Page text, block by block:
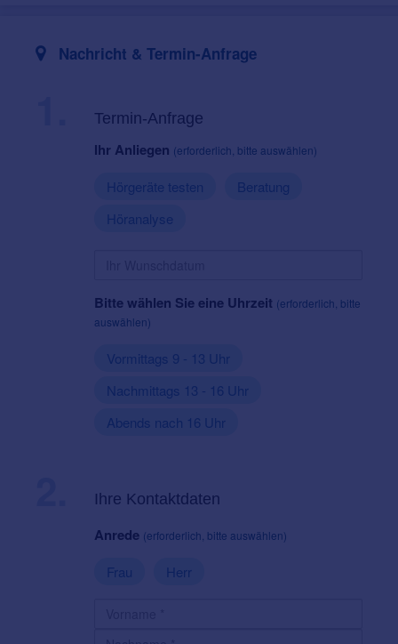
Nachricht & Termin-Anfrage
Termin-Anfrage
Ihr Anliegen (erforderlich, bitte auswählen)
Hörgeräte testen
Beratung
Höranalyse
Bitte wählen Sie eine Uhrzeit (erforderlich, bitte
auswählen)
Vormittags 9 - 13 Uhr
Nachmittags 13 - 16 Uhr
Abends nach 16 Uhr
Ihre Kontaktdaten
Anrede (erforderlich, bitte auswählen)
Frau Herr